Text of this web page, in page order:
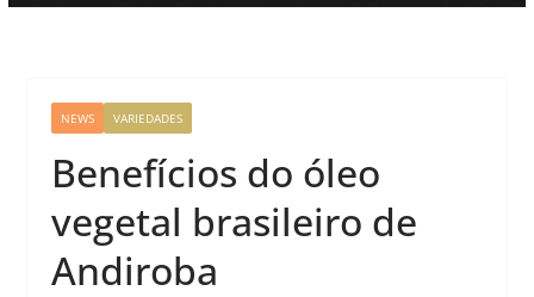
NEWS VARIEDADES
Benefícios do óleo
vegetal brasileiro de
Andiroba